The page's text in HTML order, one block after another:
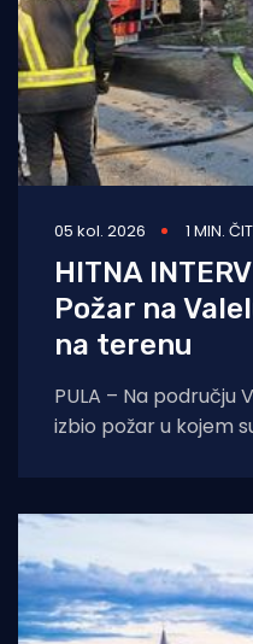
05 kol. 2026 1 MIN.
HITNA
Požar na
na terenu
PULA – Na području
izbio požar u kojem